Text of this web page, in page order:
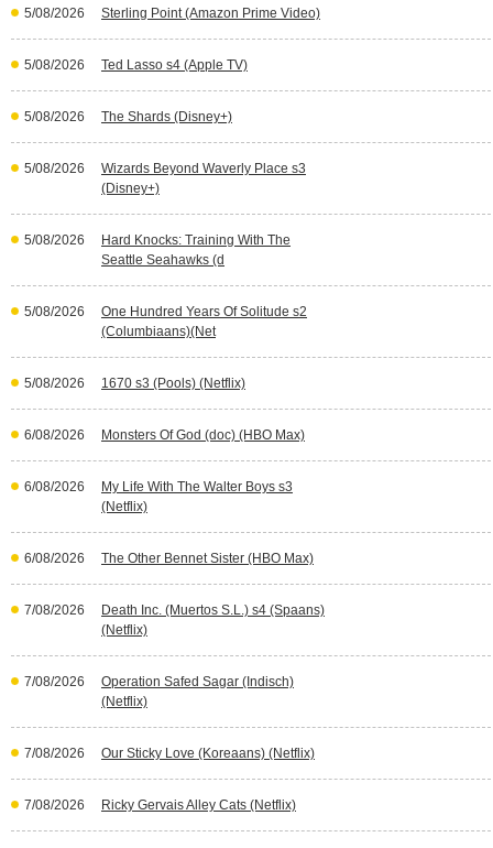
5/08/2026 Sterling Point (Amazon Prime Video)
5/08/2026 Ted Lasso s4 (Apple TV)
5/08/2026 The Shards (Disney+)
5/08/2026
Wizards Beyond Waverly Place s3
(Disney+)
5/08/2026
Hard Knocks: Training With The
Seattle Seahawks (d
5/08/2026
One Hundred Years Of Solitude s2
(Columbiaans)(Net
5/08/2026 1670 s3 (Pools) (Netflix)
6/08/2026 Monsters Of God (doc) (HBO Max)
6/08/2026
My Life With The Walter Boys s3
(Netflix)
6/08/2026 The Other Bennet Sister (HBO Max)
7/08/2026
Death Inc. (Muertos S.L.) s4 (Spaans)
(Netflix)
7/08/2026
Operation Safed Sagar (Indisch)
(Netflix)
7/08/2026 Our Sticky Love (Koreaans) (Netflix)
7/08/2026 Ricky Gervais Alley Cats (Netflix)